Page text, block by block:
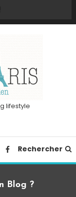
lifestyle
Rechercher
Blog ?